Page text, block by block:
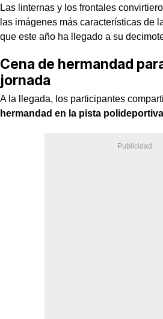
Las linternas y los frontales
las imágenes más características de
que este año ha llegado a su
Cena de hermandad
jornada
A la llegada, los participantes
hermandad en la pista